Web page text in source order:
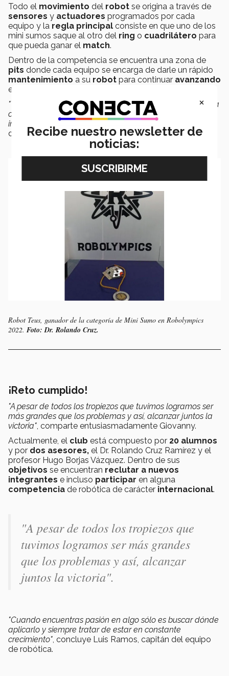
Todo el movimiento del robot se origina a través de
sensores y actuadores programados por cada
equipo y la regla principal consiste en que uno de los
mini sumos saque al otro del ring o cuadrilátero para
que pueda ganar el match.
Dentro de la competencia se encuentra una zona de
pits donde cada equipo se encarga de darle un rápido
mantenimiento a su robot para continuar avanzando
en las distintas
"Todo el equipo estaba muy contento de haber ganado la
competencia... la adrenalina del momento fue
inigualable"
, comparte Giovanny Ortega, vicepresidente
del equipo de Robótica del campus.
Robot Teus, ganador de la categoría de Mini Sumo en Robolympics
2022. Foto: Dr. Rolando Cruz.
¡Reto cumplido!
"A pesar de todos los tropiezos que tuvimos logramos ser
más grandes que los problemas y así, alcanzar juntos la
victoria" , comparte entusiasmadamente Giovanny.
Actualmente, el club está compuesto por 20 alumnos
y por dos asesores, el Dr. Rolando Cruz Ramírez y el
profesor Hugo Borjas Vázquez. Dentro de sus
objetivos se encuentran reclutar a nuevos
integrantes e incluso participar en alguna
competencia de robótica de carácter internacional.
"A pesar de todos los tropiezos que
tuvimos logramos ser más grandes
que los problemas y así, alcanzar
juntos la victoria".
"Cuando encuentras pasión en algo sólo es buscar dónde
aplicarlo y siempre tratar de estar en constante
crecimiento" , concluye Luis Ramos, capitán del equipo
de robótica.
×
Recibe nuestro newsletter de
noticias: